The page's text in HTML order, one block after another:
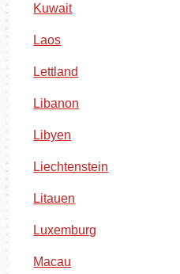
Kuwait
Laos
Lettland
Libanon
Libyen
Liechtenstein
Litauen
Luxemburg
Macau